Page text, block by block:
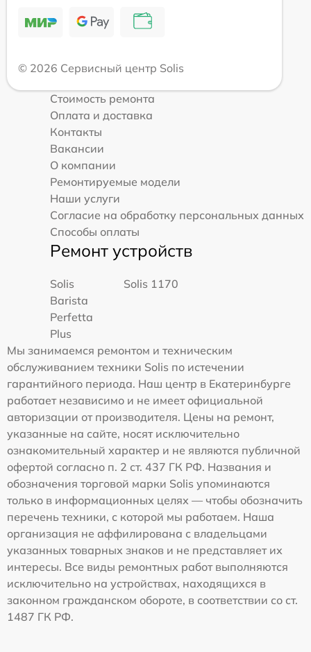
© 2026 Сервисный центр Solis
Стоимость ремонта
Оплата и доставка
Контакты
Вакансии
О компании
Ремонтируемые модели
Наши услуги
Согласие на обработку персональных данных
Способы оплаты
Ремонт устройств
Solis
Barista
Perfetta
Plus
Solis 1170
Мы занимаемся ремонтом и техническим
обслуживанием техники Solis по истечении
гарантийного периода. Наш центр в Екатеринбурге
работает независимо и не имеет официальной
авторизации от производителя. Цены на ремонт,
указанные на сайте, носят исключительно
ознакомительный характер и не являются публичной
офертой согласно п. 2 ст. 437 ГК РФ. Названия и
обозначения торговой марки Solis упоминаются
только в информационных целях — чтобы обозначить
перечень техники, с которой мы работаем. Наша
организация не аффилирована с владельцами
указанных товарных знаков и не представляет их
интересы. Все виды ремонтных работ выполняются
исключительно на устройствах, находящихся в
законном гражданском обороте, в соответствии со ст.
1487 ГК РФ.